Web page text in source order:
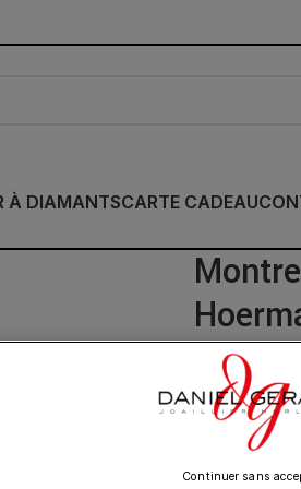
À DIAMANTSCARTE CADEAU
3 450.00
Continuer sans